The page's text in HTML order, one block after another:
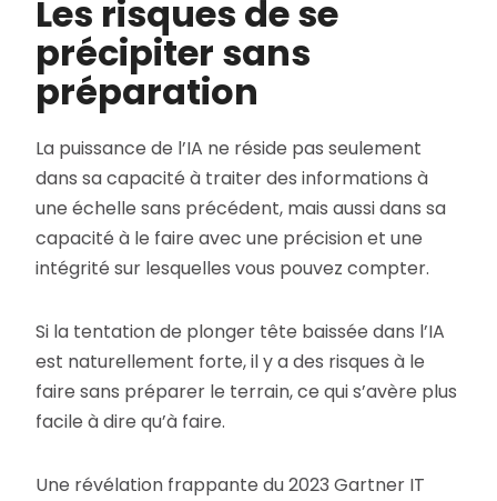
Les risques de se
précipiter sans
préparation
La puissance de l’IA ne réside pas seulement
dans sa capacité à traiter des informations à
une échelle sans précédent, mais aussi dans sa
capacité à le faire avec une précision et une
intégrité sur lesquelles vous pouvez compter.
Si la tentation de plonger tête baissée dans l’IA
est naturellement forte, il y a des risques à le
faire sans préparer le terrain, ce qui s’avère plus
facile à dire qu’à faire.
Une révélation frappante du 2023 Gartner IT